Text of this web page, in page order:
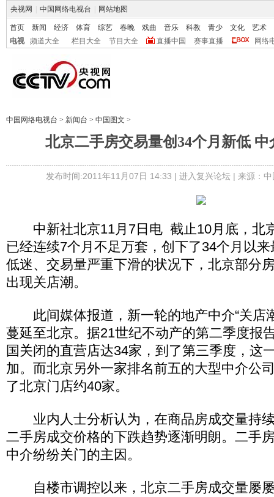
央视网 中国网络电视台 网站地图
首页 新闻 经济 体育 综艺 春晚 戏曲 音乐 科教 青少 文化
艺术
电视
频道大全 栏目大全 节目大全 直播中国 赛事直播 网络
中国网络电视台 > 新闻台 > 中国图文 >
北京二手房交易量创34个月新低
发布时间:2011年11月07日 14:33 | 进入复兴论坛| 来源：
中新社北京11月7日电 截止10月底，北
已经连续7个月不足万套，创下了34个月以
低迷、交易量严重下滑的状况下，北京部分
出现关店潮。
此间媒体报道，新一轮的地产中介“关店
蔓延至北京。据21世纪不动产的第二季度报
国关闭的直营店达34家，到了第三季度，这
加。而北京另外一家排名前五的大型中介公
了北京门店约40家。
业内人士分析认为，在商品房成交量持
二手房成交价格的下跌趋势逐渐明朗。二手
中介纷纷关门的主因。
自楼市调控以来，北京二手房成交量屡